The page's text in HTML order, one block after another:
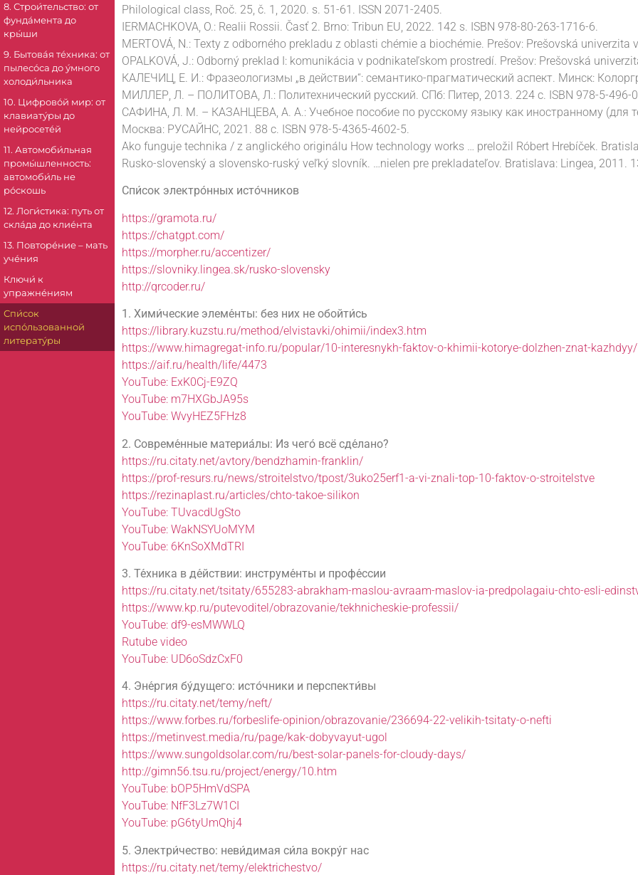
8. Строи́тельство: от
фунда́мента до
кры́ши
9. Бытова́я те́хника: от
пылесо́са до у́много
холоди́льника
10. Цифрово́й мир: от
клавиату́ры до
нейросете́й
11. Автомоби́льная
промы́шленность:
автомоби́ль не
ро́скошь
12. Логи́стика: путь от
скла́да до клие́нта
13. Повторе́ние – мать
уче́ния
Ключи́ к
упражне́ниям
Спи́сок
испо́льзованной
литерату́ры
Philological class, Roč. 25, č. 1, 2020. s. 51-61. ISSN 2071-2405.
IERMACHKOVA, O.: Realii Rossii. Časť 2. Brno: Tribun EU, 2022. 142 s. ISBN 978-80-263-1716-6.
MERTOVÁ, N.: Texty z odborného prekladu z oblasti chémie a bioché­mie. Prešov: Prešovská univerzita
OPALKOVÁ, J.: Odborný preklad I: komunikácia v podnikateľskom prostredí. Prešov: Prešovská
КАЛЕЧИЦ, Е. И.: Фразеологизмы „в действии“: семантико-прагматический аспект. Минск:
МИЛЛЕР, Л. – ПОЛИТОВА, Л.: Политехнический русский. СПб: Питер, 2013. 224 с. ISBN 978-5-496-
САФИНА, Л. М. – КАЗАНЦЕВА, А. А.: Учебное пособие по русскому языку как иностранному (для
Москва: РУСАЙНС, 2021. 88 с. ISBN 978-5-4365-4602-5.
Ako funguje technika / z anglického originálu How technology works … preložil Róbert Hrebíček.
Rusko-slovenský a slovensko-ruský veľký slovník. …nielen pre prekladateľov. Bratislava: Lingea, 2011.
Спи́сок электро́нных исто́чников
https://gramota.ru/
https://chatgpt.com/
https://morpher.ru/accentizer/
https://slovniky.lingea.sk/rusko-slovensky
http://qrcoder.ru/
1. Хими́ческие элеме́нты: без них не обойти́сь
https://library.kuzstu.ru/method/elvistavki/ohimii/index3.htm
https://www.himagregat-info.ru/popular/10-interesnykh-faktov-o-khimii-kotorye-dolzhen-znat-kazhdyy/
https://aif.ru/health/life/4473
YouTube: ExK0Cj-E9ZQ
YouTube: m7HXGbJA95s
YouTube: WvyHEZ5FHz8
2. Совреме́нные материа́лы: Из чего́ всё сде́лано?
https://ru.citaty.net/avtory/bendzhamin-franklin/
https://prof-resurs.ru/news/stroitelstvo/tpost/3uko25erf1-a-vi-znali-top-10-faktov-o-stroitelstve
https://rezinaplast.ru/articles/chto-takoe-silikon
YouTube: TUvacdUgSto
YouTube: WakNSYUoMYM
YouTube: 6KnSoXMdTRI
3. Те́хника в де́йствии: инструме́нты и профе́ссии
https://ru.citaty.net/tsitaty/655283-abrakham-maslou-avraam-maslov-ia-predpolagaiu-chto-esli-
https://www.kp.ru/putevoditel/obrazovanie/tekhnicheskie-professii/
YouTube: df9-esMWWLQ
Rutube video
YouTube: UD6oSdzCxF0
4. Эне́ргия бу́дущего: исто́чники и перспекти́вы
https://ru.citaty.net/temy/neft/
https://www.forbes.ru/forbeslife-opinion/obrazovanie/236694-22-velikih-tsitaty-o-nefti
https://metinvest.media/ru/page/kak-dobyvayut-ugol
https://www.sungoldsolar.com/ru/best-solar-panels-for-cloudy-days/
http://gimn56.tsu.ru/project/energy/10.htm
YouTube: bOP5HmVdSPA
YouTube: NfF3Lz7W1CI
YouTube: pG6tyUmQhj4
5. Электри́чество: неви́димая си́ла вокру́г нас
https://ru.citaty.net/temy/elektrichestvo/